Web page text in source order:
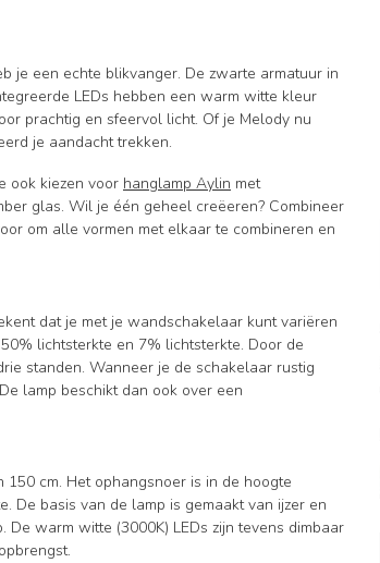
je een echte blikvanger. De zwarte armatuur in
LEDs hebben een warm witte kleur
prachtig en sfeervol licht. Of je Melody nu
je aandacht trekken.
ook kiezen voor hanglamp Aylin met
glas. Wil je één geheel creëeren? Combineer
om alle vormen met elkaar te combineren en
dat je met je wandschakelaar kunt variëren
lichtsterkte en 7% lichtsterkte. Door de
standen. Wanneer je de schakelaar rustig
lamp beschikt dan ook over een
cm. Het ophangsnoer is in de hoogte
De basis van de lamp is gemaakt van ijzer en
warm witte (3000K) LEDs zijn tevens dimbaar